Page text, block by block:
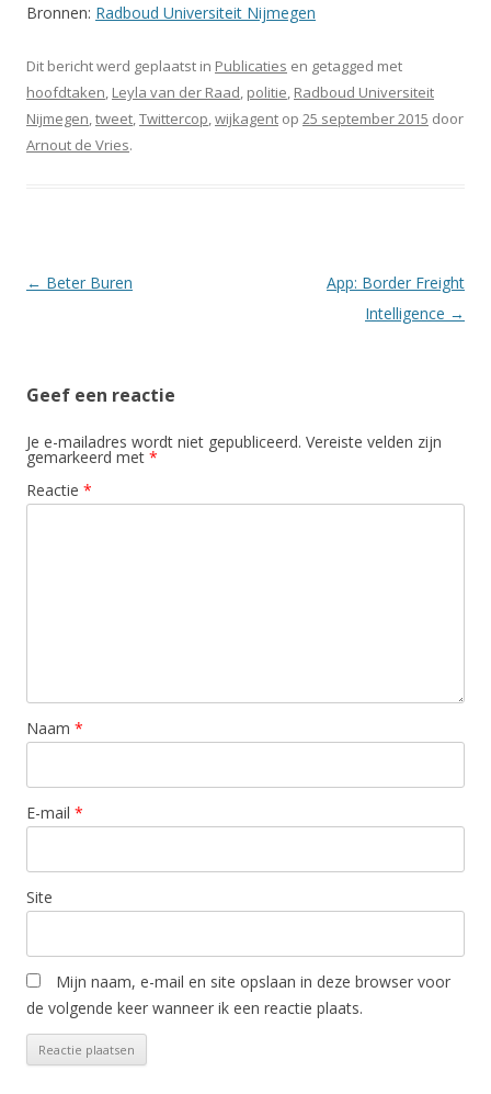
Bronnen: Radboud Universiteit Nijmegen
Dit bericht werd geplaatst in Publicaties en getagged met
hoofdtaken, Leyla van der Raad, politie, Radboud Universiteit
Nijmegen,tweet,Twittercop,wijkagent op 25 september 2015 door
Arnout de Vries.
Berichtnavigatie
← Beter Buren
App: Border Freight
Intelligence →
Geef een reactie
Je e-mailadres wordt niet gepubliceerd. Vereiste velden zijn
gemarkeerd met *
Reactie *
Naam *
E-mail *
Site
Mijn naam, e-mail en site opslaan in deze browser voor
de volgende keer wanneer ik een reactie plaats.